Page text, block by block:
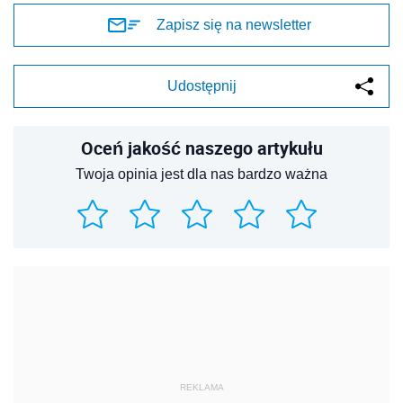
Zapisz się na newsletter
Udostępnij
Oceń jakość naszego artykułu
Twoja opinia jest dla nas bardzo ważna
REKLAMA